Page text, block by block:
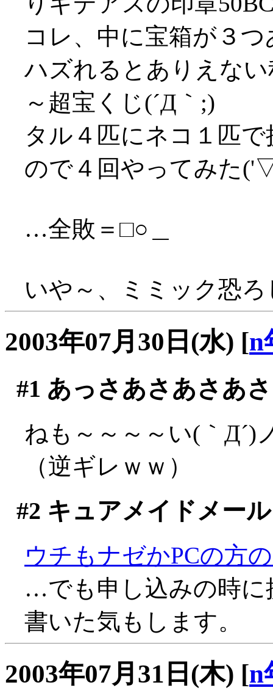
コレ、中に宝箱が３
ハズれるとありえな
～超宝くじ(´Д｀;)
タル４匹にネコ１匹
ので４回やってみた
…全敗＝□○＿
いや～、ミミック恐ろ
2003年07月30日(水) [n
#1 あっさあさあさあ
ねも～～～～い(｀Д´)
（逆ギレｗｗ）
#2 キュアメイドメール
ウチもナゼかPCの方
…でも申し込みの時に
書いた気もします。
2003年07月31日(木) [n